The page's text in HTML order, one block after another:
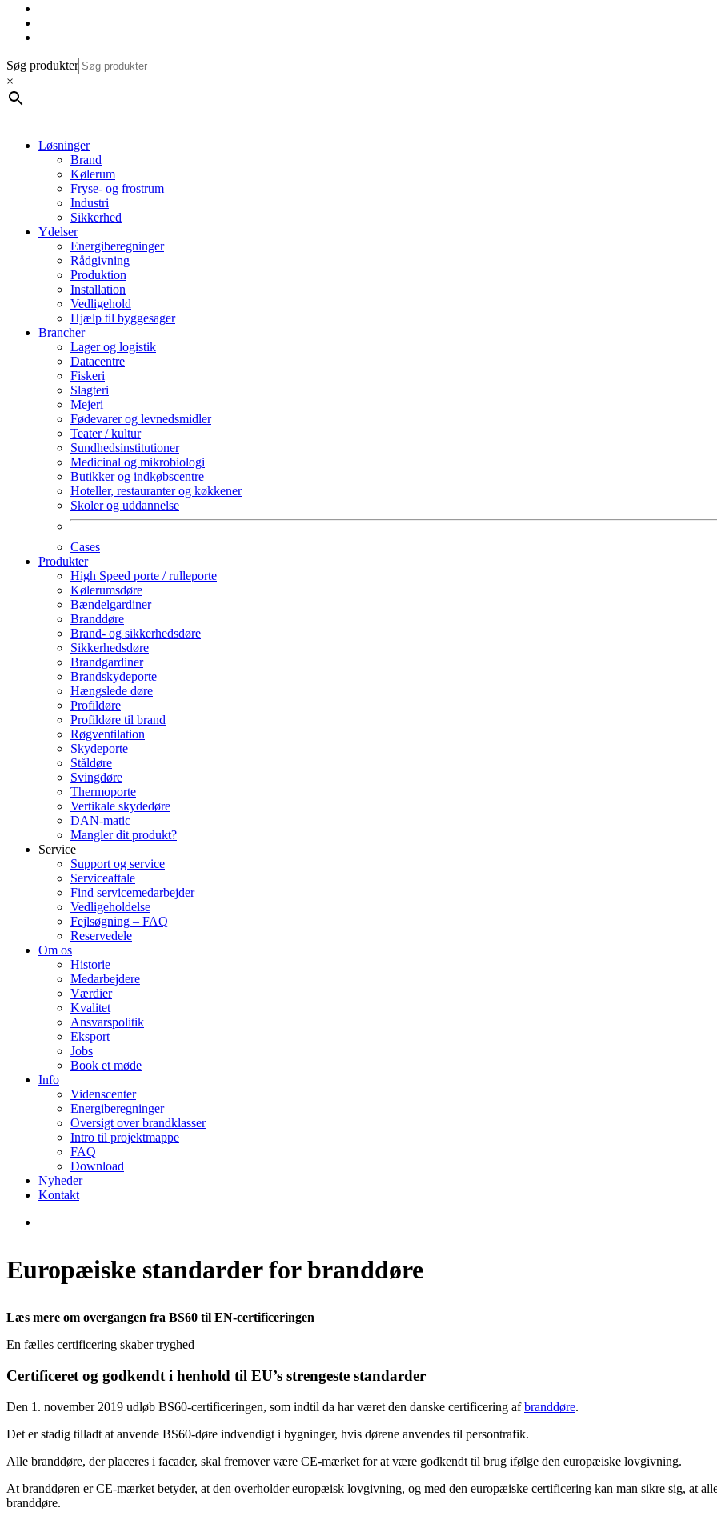
Søg produkter
×
Løsninger
Brand
Kølerum
Fryse- og frostrum
Industri
Sikkerhed
Ydelser
Energiberegninger
Rådgivning
Produktion
Installation
Vedligehold
Hjælp til byggesager
Brancher
Lager og logistik
Datacentre
Fiskeri
Slagteri
Mejeri
Fødevarer og levnedsmidler
Teater / kultur
Sundhedsinstitutioner
Medicinal og mikrobiologi
Butikker og indkøbscentre
Hoteller, restauranter og køkkener
Skoler og uddannelse
Cases
Produkter
High Speed porte / rulleporte
Kølerumsdøre
Bændelgardiner
Branddøre
Brand- og sikkerhedsdøre
Sikkerhedsdøre
Brandgardiner
Brandskydeporte
Hængslede døre
Profildøre
Profildøre til brand
Røgventilation
Skydeporte
Ståldøre
Svingdøre
Thermoporte
Vertikale skydedøre
DAN-matic
Mangler dit produkt?
Service
Support og service
Serviceaftale
Find servicemedarbejder
Vedligeholdelse
Fejlsøgning – FAQ
Reservedele
Om os
Historie
Medarbejdere
Værdier
Kvalitet
Ansvarspolitik
Eksport
Jobs
Book et møde
Info
Videnscenter
Energiberegninger
Oversigt over brandklasser
Intro til projektmappe
FAQ
Download
Nyheder
Kontakt
Europæiske standarder for branddøre
Læs mere om overgangen fra BS60 til EN-certificeringen
En fælles certificering skaber tryghed
Certificeret og godkendt i henhold til EU’s strengeste standarder
Den 1. november 2019 udløb BS60-certificeringen, som indtil da har været den danske certificering afbranddøre.
Det er stadig tilladt at anvende BS60-døre indvendigt i bygninger, hvis dørene anvendes til persontrafik.
Alle branddøre, der placeres i facader, skal fremover være CE-mærket for at være godkendt til brug ifølge den europæiske lovgivning.
At branddøren er CE-mærket betyder, at den overholder europæisk lovgivning, og med den europæiske certificering kan man sikre sig, at
branddøre.